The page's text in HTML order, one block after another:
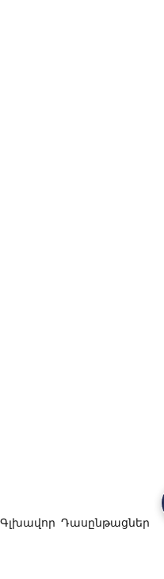
Գլխավոր Դասընթացներ